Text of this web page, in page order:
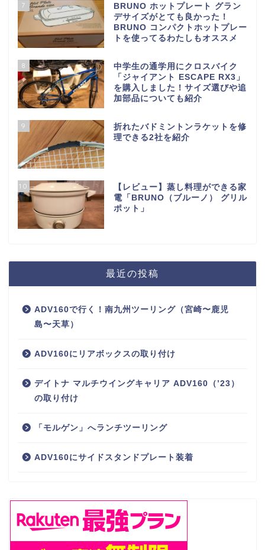
7
BRUNO ホットプレート グラン
デサイズがとても良かった！
BRUNO コンパクトホットプレー
トを使ってるわたしもオススメ
8
中学生の通学用にクロスバイク
「ジャイアント ESCAPE RX3」
を購入しました！サイズ選びや追
加部品についても紹介
9
折れたバドミントンラケットを修
理できる2社を紹介
10
【レビュー】蒸し料理ができる家
電「BRUNO（ブルーノ） グリル
ポット」
最近の投稿
ADV160で行く！南九州ツーリング（宮崎〜鹿児
島〜天草）
ADV160にリアボックスの取り付け
デイトナ マルチウイングキャリア ADV160（’23）
の取り付け
「モルゲン」へランチツーリング
ADV160にサイドスタンドプレート装着